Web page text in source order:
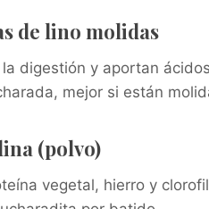
de lino molidas
la digestión y aportan
mejor si están
(polvo)
vegetal, hierro y